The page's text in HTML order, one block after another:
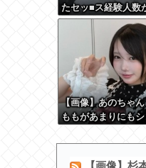
たセッ■ス経験人数
wwwwwww
【画像】あのちゃ
ももがあまりにも